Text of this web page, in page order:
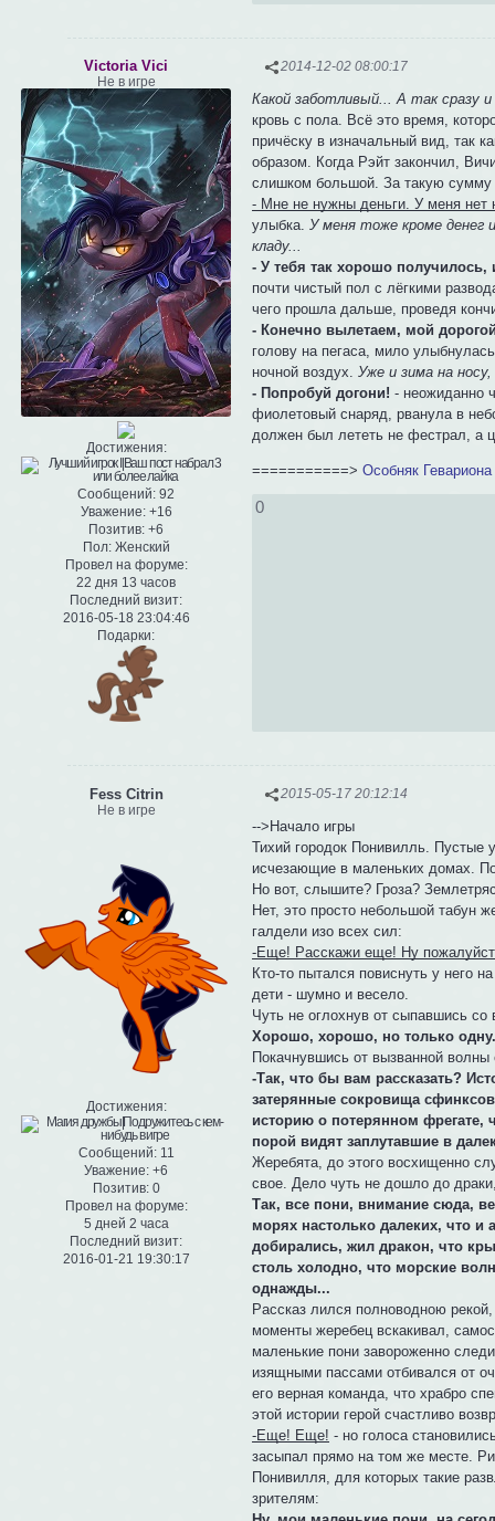
2014-12-02 08:00:17
Victoria Vici
Не в игре
Достижения:
Сообщений: 92
Уважение: +16
Позитив: +6
Пол:Женский
Провел на форуме:
22 дня 13 часов
Последний визит:
2016-05-18 23:04:46
Подарки:
Какой заботливый... А так сразу
кровь с пола. Всё это время,
причёску в изначальный вид, так
образом. Когда Рэйт закончил,
слишком большой. За такую сумму
- Мне не нужны деньги. У меня нет
улыбка.У меня тоже кроме денег
кладу...
- У тебя так хорошо
почти чистый пол с лёгкими
чего прошла дальше, проведя
- Конечно вылетаем, мой
голову на пегаса, мило
ночной воздух.Уже и зима на
- Попробуй догони! - неожиданно
фиолетовый снаряд, рванула в
должен был лететь не фестрал, а
===========>Особняк Гевариона
0
2015-05-17 20:12:14
Fess Citrin
Не в игре
Достижения:
Сообщений:11
Уважение: +6
Позитив: 0
Провел на форуме:
5 дней 2 часа
Последний визит:
2016-01-21 19:30:17
-->Начало игры
Тихий городок Понивилль. Пустые
исчезающие в маленьких домах.
Но вот, слышите? Гроза?
Нет, это просто небольшой табун
галдели изо всех сил:
-Еще! Расскажи еще! Ну
Кто-то пытался повиснуть у него
дети - шумно и весело.
Чуть не оглохнув от сыпавшись
Хорошо, хорошо, но только
Покачнувшись от вызванной
-Так, что бы вам рассказать?
затерянные сокровища
историю о потерянном фрегате,
порой видят заплутавшие в
Жеребята, до этого восхищенно
свое. Дело чуть не дошло до
Так, все пони, внимание сюда,
морях настолько далеких, что и
добирались, жил дракон, что
столь холодно, что морские
однажды...
Рассказ лился полноводною
моменты жеребец вскакивал,
маленькие пони завороженно
изящными пассами отбивался от
его верная команда, что храбро
этой истории герой счастливо
-Еще! Еще! - но голоса
засыпал прямо на том же месте.
Понивилля, для которых такие
зрителям: